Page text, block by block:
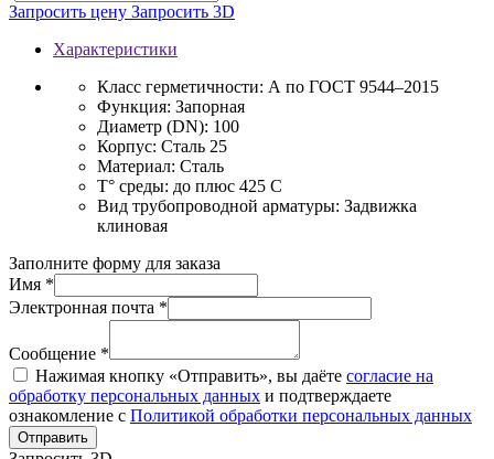
Запросить цену Запросить 3D
Характеристики
Класс герметичности: А по ГОСТ 9544–2015
Функция: Запорная
Диаметр (DN): 100
Корпус: Сталь 25
Материал: Сталь
T° среды: до плюс 425 С
Вид трубопроводной арматуры: Задвижка
клиновая
Заполните форму для заказа
Имя *
Электронная почта *
Сообщение *
Нажимая кнопку «Отправить», вы даёте согласие на
обработку персональных данных и подтверждаете
ознакомление с Политикой обработки персональных данных
Отправить